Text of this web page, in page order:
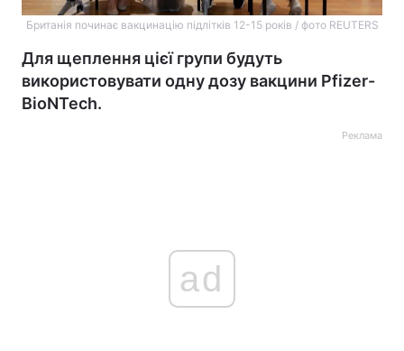
Британія починає вакцинацію підлітків 12-15 років / фото REUTERS
Для щеплення цієї групи будуть
використовувати одну дозу вакцини Pfizer-
BioNTech.
Реклама
ad